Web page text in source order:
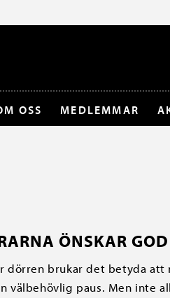
OSS MEDLEMMAR
ÖNSKAR
dörren brukar det betyda att
välbehövlig paus. Men inte